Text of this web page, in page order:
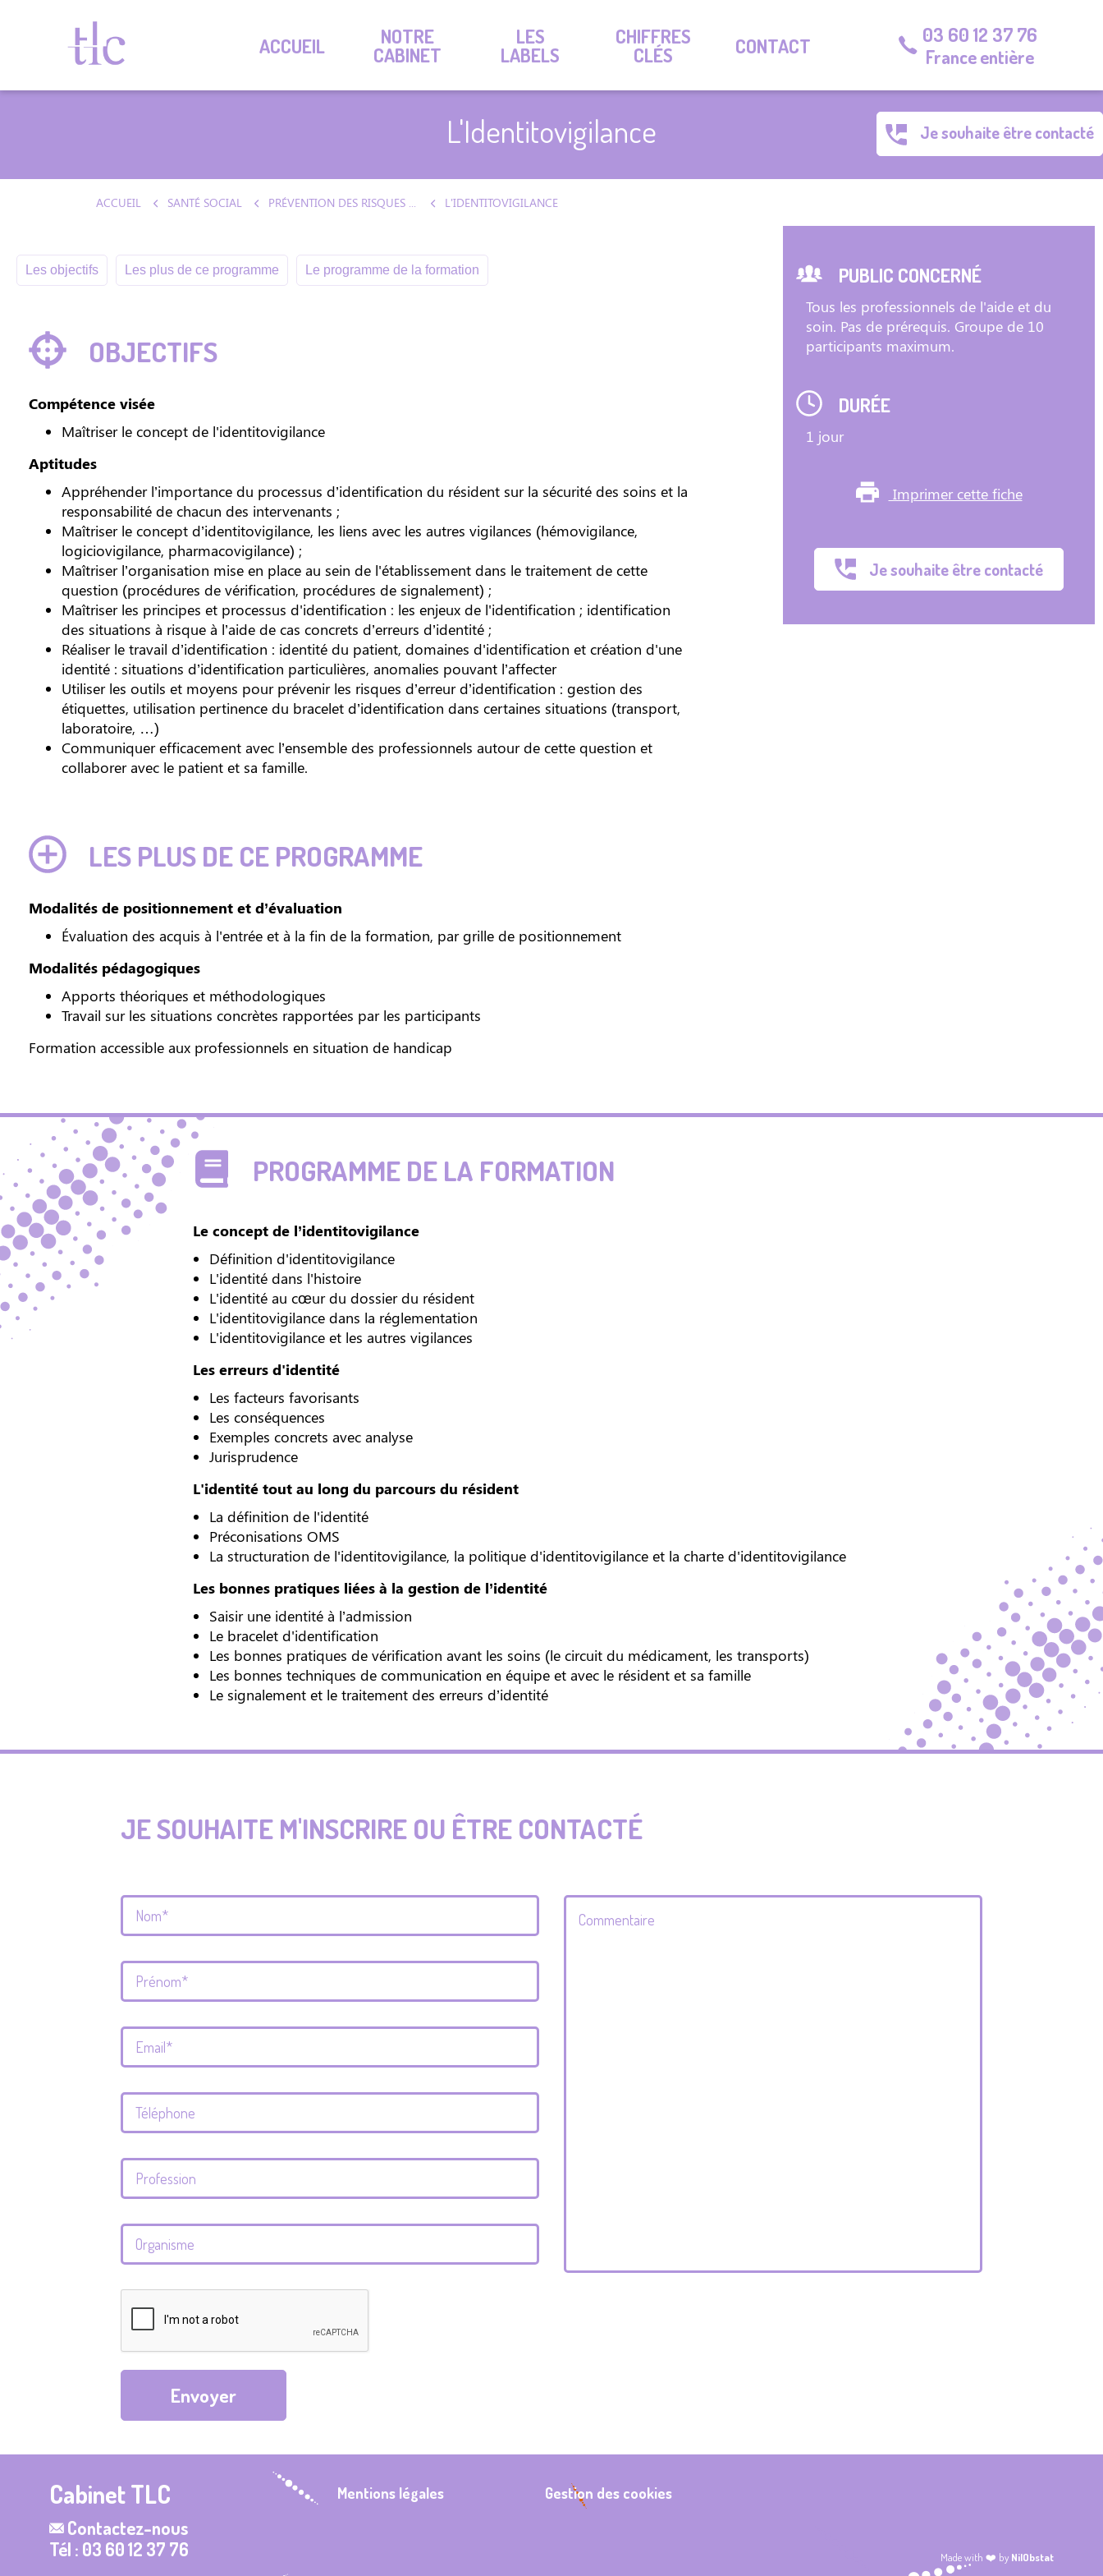
ACCUEIL NOTRE
CABINET
LES
LABELS
CHIFFRES
CLÉS CONTACT 03 60 12 37 76
France entière
L'Identitovigilance Je souhaite être contacté
ACCUEIL SANTÉ SOCIAL PRÉVENTION DES RISQUES ET SANTÉ SÉCURITÉ AU TRAVAIL L'IDENTITOVIGILANCE
Les objectifs Les plus de ce programme Le programme de la formation
OBJECTIFS
Compétence visée
Maîtriser le concept de l'identitovigilance
Aptitudes
Appréhender l’importance du processus d’identification du résident sur la sécurité des soins et la
responsabilité de chacun des intervenants ;
Maîtriser le concept d’identitovigilance, les liens avec les autres vigilances (hémovigilance,
logiciovigilance, pharmacovigilance) ;
Maîtriser l’organisation mise en place au sein de l'établissement dans le traitement de cette
question (procédures de vérification, procédures de signalement) ;
Maîtriser les principes et processus d'identification : les enjeux de l'identification ; identification
des situations à risque à l’aide de cas concrets d’erreurs d’identité ;
Réaliser le travail d’identification : identité du patient, domaines d'identification et création d'une
identité : situations d’identification particulières, anomalies pouvant l’affecter
Utiliser les outils et moyens pour prévenir les risques d’erreur d’identification : gestion des
étiquettes, utilisation pertinence du bracelet d’identification dans certaines situations (transport,
laboratoire, …)
Communiquer efficacement avec l’ensemble des professionnels autour de cette question et
collaborer avec le patient et sa famille.
LES PLUS DE CE PROGRAMME
Modalités de positionnement et d’évaluation
Évaluation des acquis à l'entrée et à la fin de la formation, par grille de positionnement
Modalités pédagogiques
Apports théoriques et méthodologiques
Travail sur les situations concrètes rapportées par les participants
Formation accessible aux professionnels en situation de handicap
PUBLIC CONCERNÉ
Tous les professionnels de l'aide et du
soin. Pas de prérequis. Groupe de 10
participants maximum.
DURÉE
1 jour
Imprimer cette fiche
Je souhaite être contacté
PROGRAMME DE LA FORMATION
Le concept de l’identitovigilance
Définition d'identitovigilance
L'identité dans l'histoire
L'identité au cœur du dossier du résident
L'identitovigilance dans la réglementation
L'identitovigilance et les autres vigilances
Les erreurs d'identité
Les facteurs favorisants
Les conséquences
Exemples concrets avec analyse
Jurisprudence
L'identité tout au long du parcours du résident
La définition de l'identité
Préconisations OMS
La structuration de l'identitovigilance, la politique d'identitovigilance et la charte d'identitovigilance
Les bonnes pratiques liées à la gestion de l’identité
Saisir une identité à l’admission
Le bracelet d'identification
Les bonnes pratiques de vérification avant les soins (le circuit du médicament, les transports)
Les bonnes techniques de communication en équipe et avec le résident et sa famille
Le signalement et le traitement des erreurs d’identité
JE SOUHAITE M'INSCRIRE OU ÊTRE CONTACTÉ
Envoyer
Cabinet TLC
Contactez-nous
Tél : 03 60 12 37 76
Mentions légales Gestion des cookies
Made with ❤️ by NilObstat